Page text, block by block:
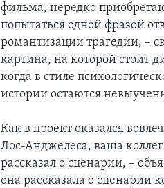
фильма, нередко
попытаться одной фразой
романтизации трагедии, –
картина, на которой стоит
когда в стиле
истории остаются
Как в проект оказался
Лос-Анджелеса, ваша
рассказал о сценарии, –
она рассказала о сценарии